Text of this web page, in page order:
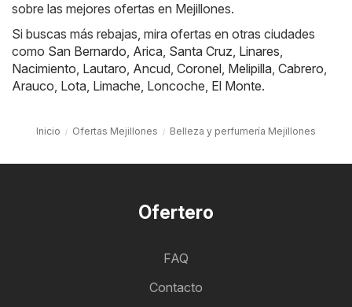
sobre las mejores ofertas en Mejillones.
Si buscas más rebajas, mira ofertas en otras ciudades
como San Bernardo Arica Santa Cruz Linares
Nacimiento Lautaro Ancud Coronel Melipilla Cabrero
Arauco Lota Limache Loncoche El Monte.
Inicio Ofertas Mejillones Belleza y perfumería Mejillones
Ofertero
FAQ
Contacto